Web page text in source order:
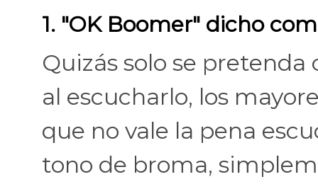
1. "OK Boomer" dicho
Quizás solo se
al escucharlo, los
que no vale la pena
tono de broma,